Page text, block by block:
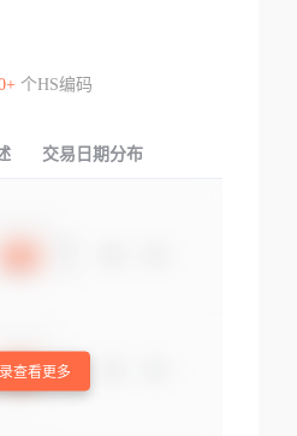
个HS编码
交易日期分布
查看更多